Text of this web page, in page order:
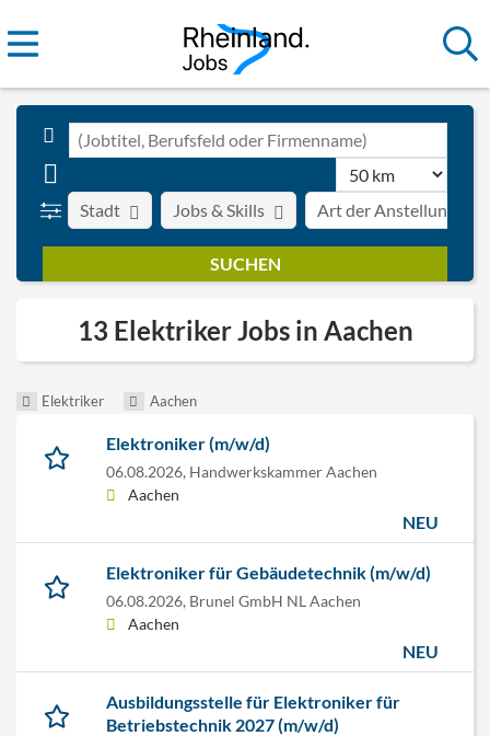
Stadt Art der Anstellung
Jobs & Skills
13 Elektriker Jobs in Aachen
Elektriker Aachen
Elektroniker (m/w/d)
06.08.2026, Handwerkskammer Aachen
Aachen
NEU
Elektroniker für Gebäudetechnik (m/w/d)
06.08.2026, Brunel GmbH NL Aachen
Aachen
NEU
Ausbildungsstelle für Elektroniker für
Betriebstechnik 2027 (m/w/d)